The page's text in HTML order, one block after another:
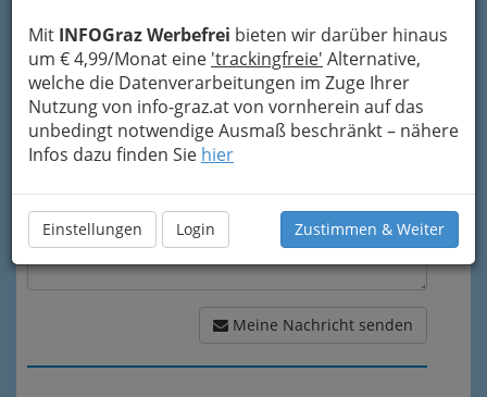
Mit INFOGraz Werbefrei bieten wir darüber hinaus
um € 4,99/Monat eine 'trackingfreie' Alternative,
welche die Datenverarbeitungen im Zuge Ihrer
Nutzung von info-graz.at von vornherein auf das
unbedingt notwendige Ausmaß beschränkt – nähere
Infos dazu finden Sie hier
Einstellungen Login Zustimmen & Weiter
Meine Nachricht
Meine Nachricht senden